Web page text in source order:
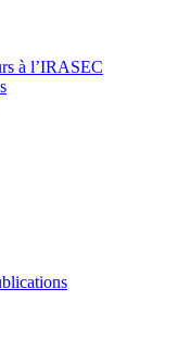
à l’IRASEC